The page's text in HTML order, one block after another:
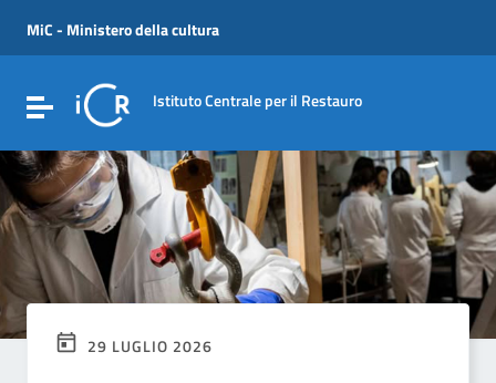
Vai al menu di navigazione
Vai al footer
MiC - Ministero della cultura
Attiva / disattiva la navigazione
Istituto Centrale per il Restauro
29 LUGLIO 2026